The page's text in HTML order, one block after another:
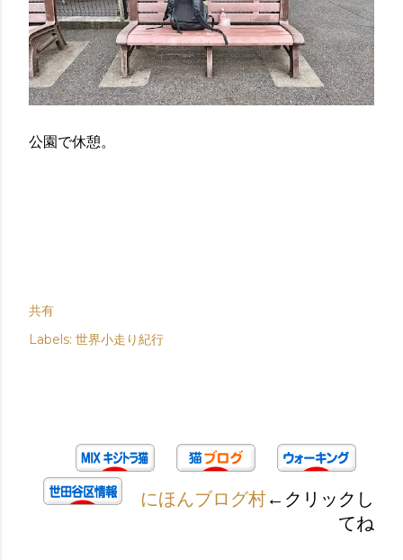
公園で休憩。
共有
Labels: 世界小走り紀行
にほんブログ村←クリックし
てね